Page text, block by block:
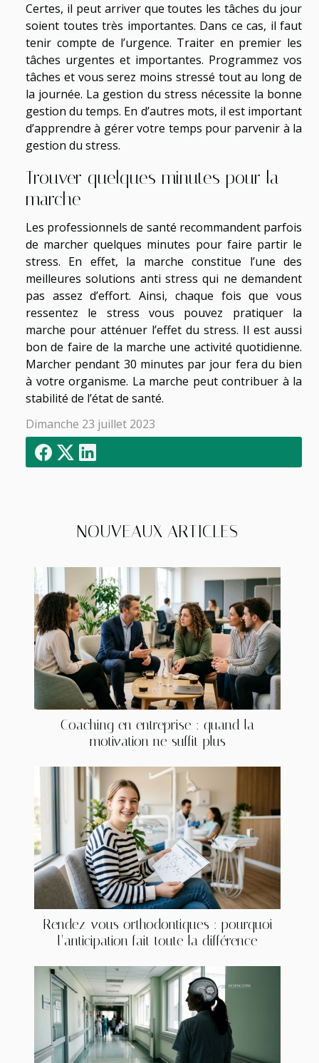
NOUVEAUX ARTICLES
Coaching en entreprise : quand la
motivation ne suffit plus
Rendez-vous orthodontiques : pourquoi
l’anticipation fait toute la différence
Certes, il peut arriver que toutes les tâches du jour
soient toutes très importantes. Dans ce cas, il faut
tenir compte de l’urgence. Traiter en premier les
tâches urgentes et importantes. Programmez vos
tâches et vous serez moins stressé tout au long de
la journée. La gestion du stress nécessite la bonne
gestion du temps. En d’autres mots, il est important
d’apprendre à gérer votre temps pour parvenir à la
gestion du stress.
Trouver quelques minutes pour la
marche
Les professionnels de santé recommandent parfois
de marcher quelques minutes pour faire partir le
stress. En effet, la marche constitue l’une des
meilleures solutions anti stress qui ne demandent
pas assez d’effort. Ainsi, chaque fois que vous
ressentez le stress vous pouvez pratiquer la
marche pour atténuer l’effet du stress. Il est aussi
bon de faire de la marche une activité quotidienne.
Marcher pendant 30 minutes par jour fera du bien
à votre organisme. La marche peut contribuer à la
stabilité de l’état de santé.
Dimanche 23 juillet 2023